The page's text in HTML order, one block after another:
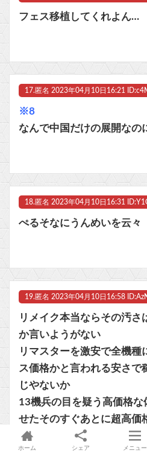
フェス移植してくれよん…
17. 匿名 2023年04月10日16:21
※8
なんで中国だけの展開なの
18. 匿名 2023年04月10日16:31
ぺるそなにうんめいを云々
19. 匿名 2023年04月10日16:58
リメイク本当ならその汚さ
か言いようがない
リマスターを激安で全機種
ス価格かと言われる安さで
じやないか
13機兵の目を疑う高価格
せたそのすぐあとに超高価
00円もとった体験版何だ
方といいアトラスはやるこ
ホーム シェア メニュー